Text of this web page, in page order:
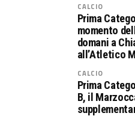
CALCIO
Prima
momento
domani a
all’Atletico
CALCIO
Prima
B, il